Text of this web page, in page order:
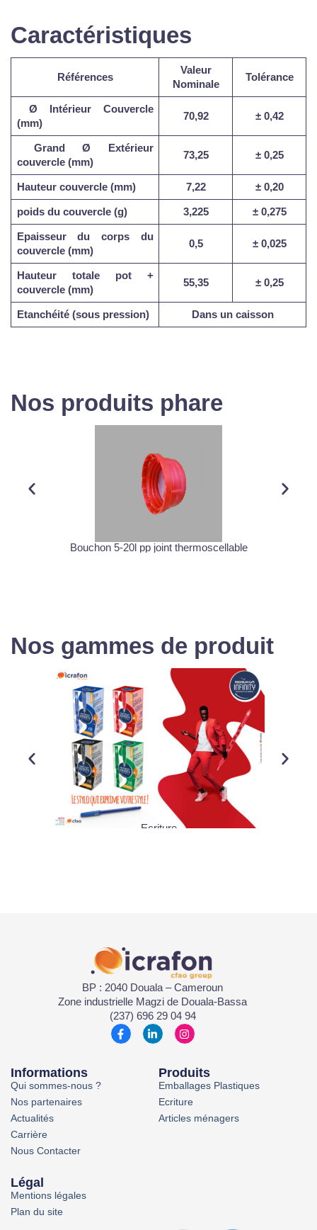
Caractéristiques
Références
Valeur
Nominale
Tolérance
Ø Intérieur Couvercle
(mm)
70,92 ±0,42
Grand Ø Extérieur
couvercle (mm)
73,25 ±0,25
Hauteur couvercle (mm) 7,22 ±0,20
poids du couvercle (g) 3,225 ±0,275
Epaisseur du corps du
couvercle (mm)
0,5 ±0,025
Hauteur totale pot +
couvercle (mm)
55,35 ±0,25
Etanchéité (sous pression) Dans un caisson
Nos produits phare
Bouchon 5-20l pp joint thermoscellable
Nos gammes de produit
Ecriture
BP : 2040 Douala – Cameroun
Zone industrielle Magzi de Douala-Bassa
(237) 696 29 04 94
Informations
Qui sommes-nous ?
Nos partenaires
Actualités
Carrière
Nous Contacter
Produits
Emballages Plastiques
Ecriture
Articles ménagers
Légal
Mentions légales
Plan du site